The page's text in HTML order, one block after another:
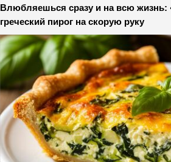
Влюбляешься сразу и на всю жизнь:
греческий пирог на скорую руку